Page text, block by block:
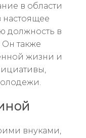
в области
должность в
также
жизни и
внуками,